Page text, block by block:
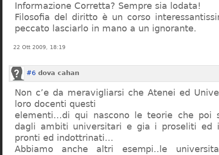
Informazione Corretta? Sempre sia lodata!
Filosofia del diritto è un corso
peccato lasciarlo in mano a un ignorante.
22 Ott 2009, 18:19
#6 dova cahan
Non c’e da meravigliarsi che Atenei ed
loro docenti questi
elementi…di qui nascono le teorie che poi
dagli ambiti universitari e gia i proseliti ed
pronti ed indottrinati…
Abbiamo anche altri esempi..le